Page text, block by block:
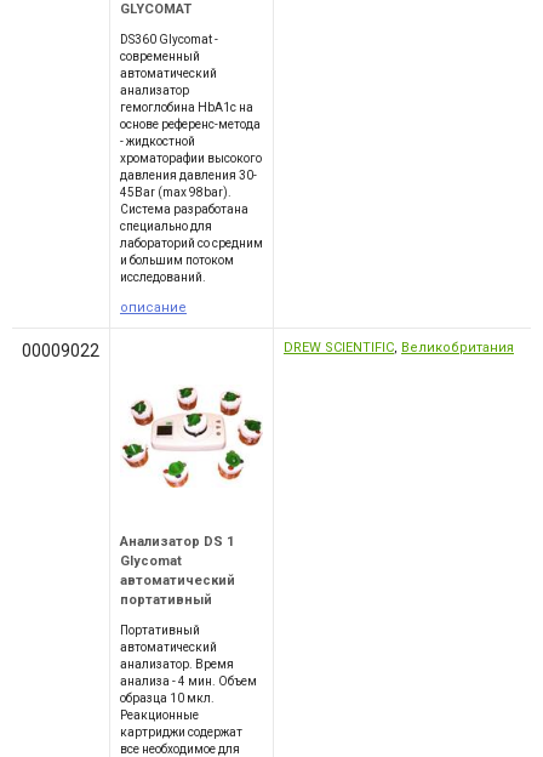
GLYCOMAT
DS360 Glycomat -
современный
автоматический
анализатор
гемоглобина HbA1c на
основе референс-метода
- жидкостной
хроматорафии высокого
давления давления 30-
45Bar (max 98bar).
Система разработана
специально для
лабораторий со средним
и большим потоком
исследований.
описание
00009022
Анализатор DS 1
Glycomat
автоматический
портативный
Портативный
автоматический
анализатор. Время
анализа - 4 мин. Объем
образца 10 мкл.
Реакционные
картриджи содержат
все необходимое для
DREW SCIENTIFIC, Великобритания